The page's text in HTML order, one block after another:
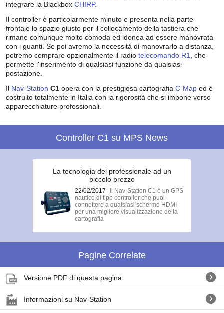
integrare la Blackbox CHIRP.
Il controller è particolarmente minuto e presenta nella parte
frontale lo spazio giusto per il collocamento della tastiera che
rimane comunque molto comoda ed idonea ad essere manovrata
con i guanti. Se poi avremo la necessità di manovrarlo a distanza,
potremo comprare opzionalmente il radio telecomando R1
, che
permette l'inserimento di qualsiasi funzione da qualsiasi
postazione.
Il Nav-Station C1 opera con la prestigiosa cartografia C-Map ed è
costruito totalmente in Italia con la rigorosità che si impone verso
apparecchiature professionali.
Controller C1 su MPS News
La tecnologia del professionale ad un
piccolo prezzo
22/02/2017
Il Nav-Station C1 è un GPS
nautico di tipo controller che puoi
connettere a qualsiasi schermo HDMI
per una migliore visualizzazione della
cartografia
Pagine Correlate
Versione PDF di questa pagina
Informazioni su Nav-Station